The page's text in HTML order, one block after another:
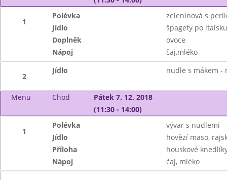
1
Polévka
zeleninová s
Jídlo
špagety po
Doplněk
ovoce
Nápoj
čaj,mléko
2
Jídlo nudle s mákem -
Menu Chod
Pátek 7. 12. 2018
(11:30 - 14:00)
1
Polévka
vývar s nudlemi
Jídlo
hovězí maso,
Příloha
houskové
Nápoj
čaj, mléko